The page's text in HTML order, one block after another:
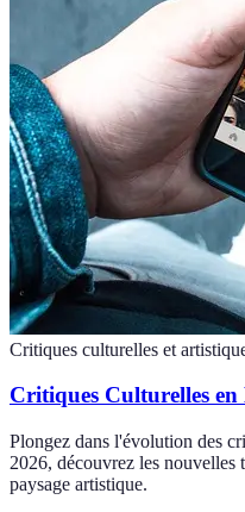
Critiques culturelles et
Critiques Culturelles
Plongez dans l'évolution des
2026, découvrez les nouvelles
paysage artistique.